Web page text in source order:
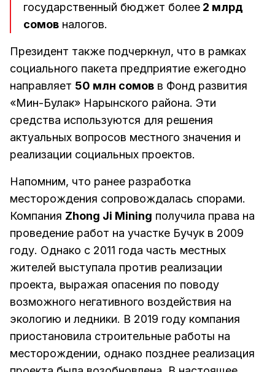
государственный бюджет более 2 млрд
сомов налогов.
Президент также подчеркнул, что в рамках
социального пакета предприятие ежегодно
направляет 50 млн сомов в Фонд развития
«Мин-Булак» Нарынского района. Эти
средства используются для решения
актуальных вопросов местного значения и
реализации социальных проектов.
Напомним, что ранее разработка
месторождения сопровождалась спорами.
Компания Zhong Ji Mining получила права на
проведение работ на участке Бучук в 2009
году. Однако с 2011 года часть местных
жителей выступала против реализации
проекта, выражая опасения по поводу
возможного негативного воздействия на
экологию и ледники. В 2019 году компания
приостановила строительные работы на
месторождении, однако позднее реализация